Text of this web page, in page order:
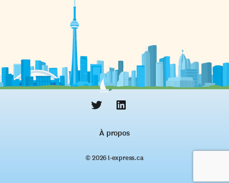
À propos
© 2026 l‑express.ca